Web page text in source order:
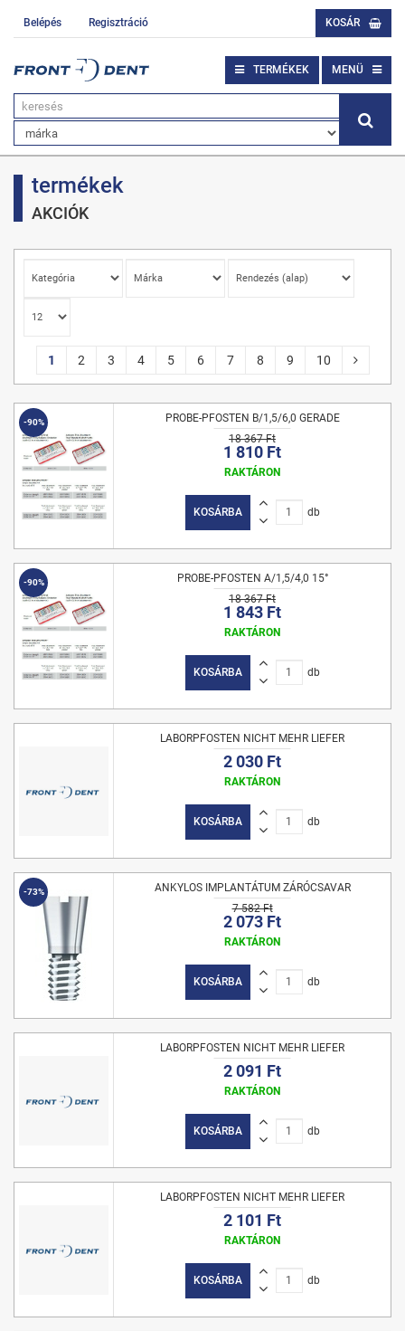
Belépés Regisztráció KOSÁR
TERMÉKEK MENÜ
termékek
AKCIÓK
1 2 3 4 5 6 7 8 9 10
-90%
PROBE-PFOSTEN B/1,5/6,0 GERADE
18 367 Ft
1 810 Ft
RAKTÁRON
KOSÁRBA db
-90%
PROBE-PFOSTEN A/1,5/4,0 15°
18 367 Ft
1 843 Ft
RAKTÁRON
KOSÁRBA db
LABORPFOSTEN NICHT MEHR LIEFER
2 030 Ft
RAKTÁRON
KOSÁRBA db
-73%
ANKYLOS IMPLANTÁTUM ZÁRÓCSAVAR
7 582 Ft
2 073 Ft
RAKTÁRON
KOSÁRBA db
LABORPFOSTEN NICHT MEHR LIEFER
2 091 Ft
RAKTÁRON
KOSÁRBA db
LABORPFOSTEN NICHT MEHR LIEFER
2 101 Ft
RAKTÁRON
KOSÁRBA db